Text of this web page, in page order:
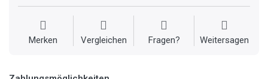
Merken Vergleichen Fragen? Weitersagen